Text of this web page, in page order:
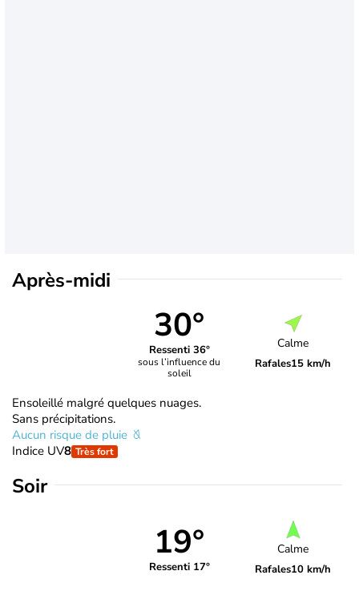
Après-midi
30°
Ressenti 36°
sous l’influence du
soleil
Calme
Rafales15 km/h
Ensoleillé malgré quelques nuages.
Sans précipitations.
Aucun risque de pluie
Indice UV8 Très fort
Soir
19°
Ressenti 17°
Calme
Rafales10 km/h